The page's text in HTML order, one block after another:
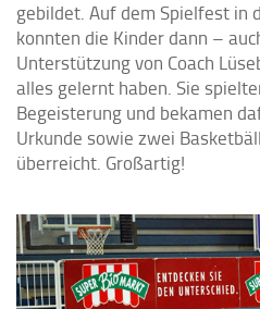
gebildet. Auf dem Spielfest in
konnten die Kinder dann –
Unterstützung von Coach
alles gelernt haben. Sie
Begeisterung und bekamen
Urkunde sowie zwei
überreicht. Großartig!